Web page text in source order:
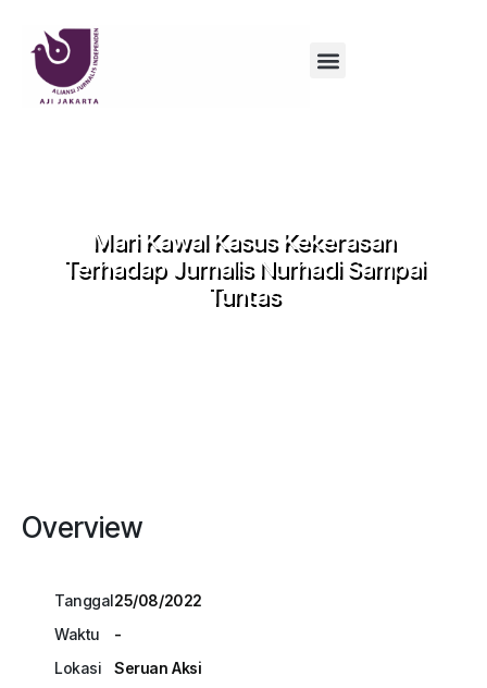
Mari Kawal Kasus Kekerasan
Terhadap Jurnalis Nurhadi Sampai
Tuntas
Overview
Tanggal
Waktu
Lokasi
25/08/2022
-
Seruan Aksi